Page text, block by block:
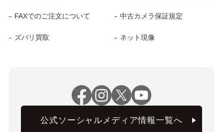
FAXでのご注文について 中古カメラ保証規定
ズバリ買取 ネット現像
公式ソーシャルメディア情報一覧へ